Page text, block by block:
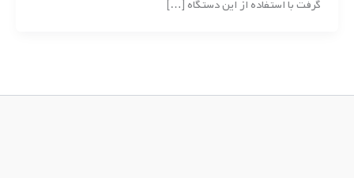
گرفت با استفاده از این دستگاه […]